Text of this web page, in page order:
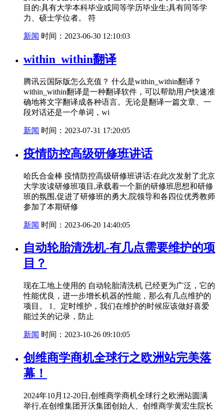
目的:具有大学本科毕业或同等学历毕业生;具有同等学
力、硕士学位者。 符
新闻 时间：2023-06-30 12:10:03
within_within翻译
腾讯云国际版怎么充值？ 什么是within_within翻译？
within_within翻译是一种翻译软件，可以帮助用户快速准
确地将文字翻译成各种语言。无论是翻译一篇文章、一
段对话还是一个单词，wi
新闻 时间：2023-07-31 17:20:05
疫情防控高级研修班讲话
哈氏合金棒 疫情防控高级研修班讲话:在此次发射了北京
大学攻读研修班项目,承载着一个新的研修班思想和研修
班的氛围,促进了研修班的勇大,院领导和各四位优秀教师
参加了本期研修
新闻 时间：2023-06-20 14:40:05
自动轮胎清洗机-有几点需要维护的项
目？
现在工地上使用的 自动轮胎清洗机 已经更为广泛，它的
性能优良，进一步增长机器的性能，那么有几点维护的
项目。 1、定时维护，我们在维护的时候应该做好喜爱
能过关的记录，防止
新闻 时间：2023-10-26 09:10:05
创维商学商机全球行之欧洲站完美落
幕！
2024年10月12-20日,创维商学商机全球行之欧洲站圆满
举行,在创维集团开沃集团创始人、创维商学黄宏生院长